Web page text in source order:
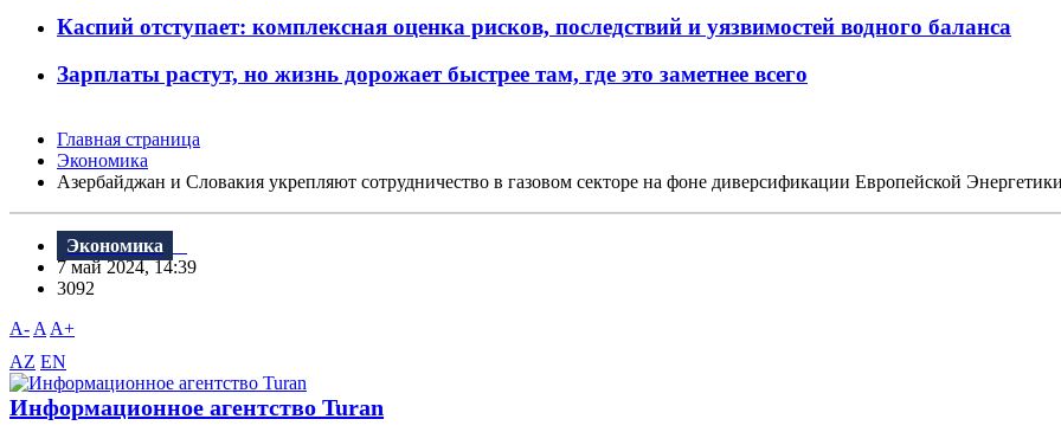
Каспий отступает: комплексная оценка рисков, последствий и уязвимостей водного баланса
Зарплаты растут, но жизнь дорожает быстрее там, где это заметнее всего
Главная страница
Экономика
Азербайджан и Словакия укрепляют сотрудничество в газовом секторе на фоне диверсификации Европейской Энергетики
Экономика
7 май 2024, 14:39
3092
A- A A+
AZ EN
Информационное агентство Turan